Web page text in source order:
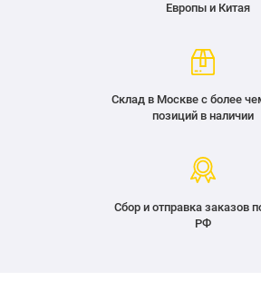
Европы и Китая
Склад в Москве с более
позиций в наличии
Сбор и отправка заказов
РФ